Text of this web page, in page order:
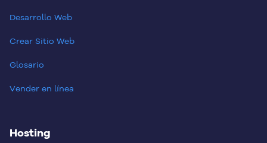
Desarrollo Web
Crear Sitio Web
Glosario
Vender en línea
Hosting